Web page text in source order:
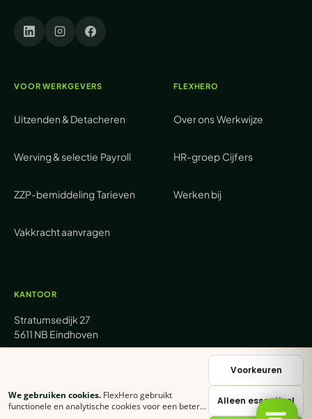
VOOR WERKGEVERS
Uitzenden & Detacheren
Werving & selectie Payroll
ZZP-bemiddelingTarieven
Vakkracht aanvragen
FLEXHERO
Over onsWerkwijze
HR-groep Cijfers
Werken bij
KANTOOR
Stratumsedijk 27
5611 NB Eindhoven
sales@flexhero.com
We gebruiken cookies. FlexHero gebruikt
functionele en analytische cookies voor een betere
Voorkeuren
Alleen essentieel